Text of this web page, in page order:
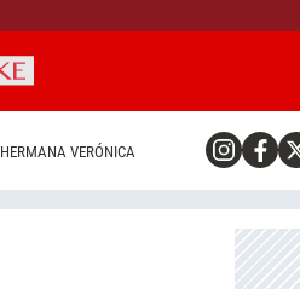
HERMANA VERÓNICA